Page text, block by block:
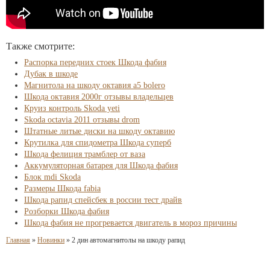
Также смотрите:
Распорка передних стоек Шкода фабия
Дубак в шкоде
Магнитола на шкоду октавия а5 bolero
Шкода октавия 2000г отзывы владельцев
Круиз контроль Skoda yeti
Skoda octavia 2011 отзывы drom
Штатные литые диски на шкоду октавию
Крутилка для спидометра Шкода суперб
Шкода фелиция трамблер от ваза
Аккумуляторная батарея для Шкода фабия
Блок mdi Skoda
Размеры Шкода fabia
Шкода рапид спейсбек в россии тест драйв
Розборки Шкода фабия
Шкода фабия не прогревается двигатель в мороз причины
Главная » Новинки » 2 дин автомагнитолы на шкоду рапид